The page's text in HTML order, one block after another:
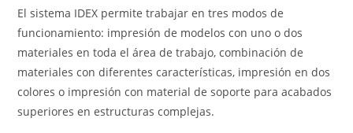
El sistema IDEX permite trabajar en tres modos de
funcionamiento: impresión de modelos con uno o dos
materiales en toda el área de trabajo, combinación de
materiales con diferentes características, impresión en dos
colores o impresión con material de soporte para acabados
superiores en estructuras complejas.